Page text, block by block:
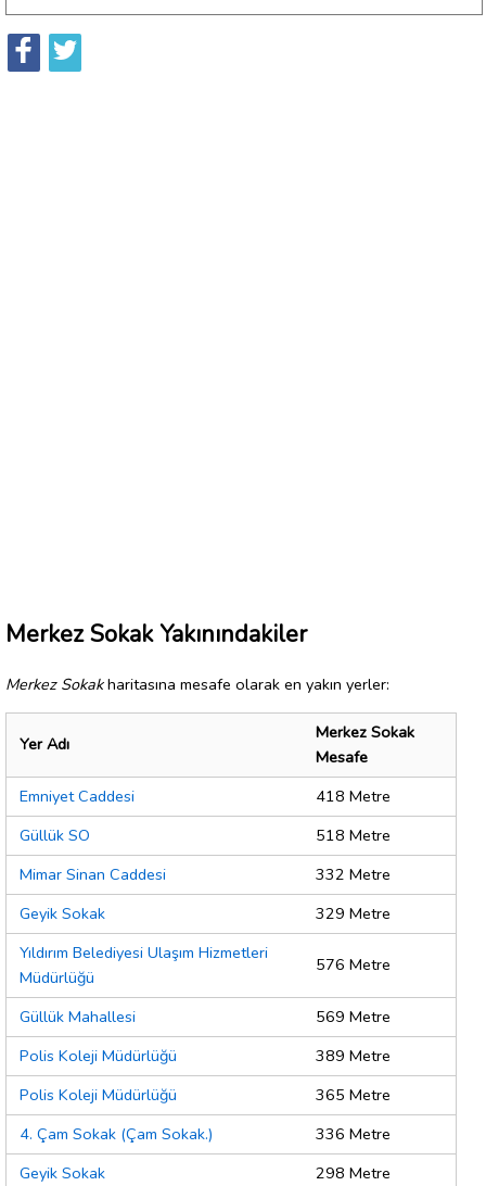
Merkez Sokak Yakınındakiler
Merkez Sokakharitasına mesafe olarak en yakın yerler:
Yer Adı
Merkez Sokak
Mesafe
Emniyet Caddesi
418 Metre
Güllük SO
518 Metre
Mimar Sinan Caddesi
332 Metre
Geyik Sokak
329 Metre
Yıldırım Belediyesi Ulaşım Hizmetleri
Müdürlüğü
576 Metre
Güllük Mahallesi
569 Metre
Polis Koleji Müdürlüğü
389 Metre
Polis Koleji Müdürlüğü
365 Metre
4. Çam Sokak (Çam Sokak.)
336 Metre
Geyik Sokak
298 Metre